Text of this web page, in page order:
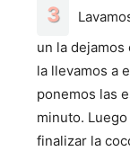
un la dejamos
la llevamos a
ponemos las
minuto.
finalizar la